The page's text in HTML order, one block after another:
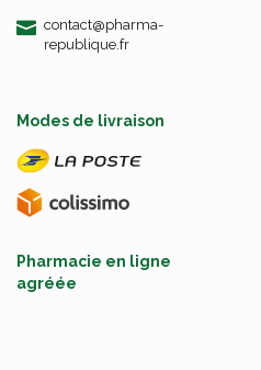
contact-
@-
pharma-
republique.fr
Modes de livraison
Pharmacie en ligne
agréée